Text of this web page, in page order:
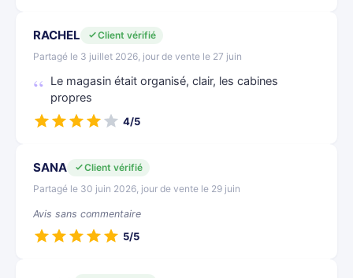
RACHEL
Client vérifié
Partagé le 3 juillet 2026, jour de vente le 27 juin
Le magasin était organisé, clair, les cabines
propres
4/5
SANA
Client vérifié
Partagé le 30 juin 2026, jour de vente le 29 juin
Avis sans commentaire
5/5